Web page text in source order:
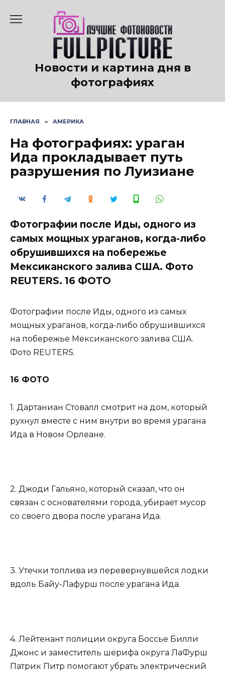
содержанию
Новости и картина дня в
фотографиях
ГЛАВНАЯ » АМЕРИКА
На фотографиях: ураган
Ида прокладывает путь
разрушения по Луизиане
Фотографии после Иды, одного из
самых мощных ураганов, когда-либо
обрушившихся на побережье
Мексиканского залива США. Фото
REUTERS. 16 ФОТО
Фотографии после Иды, одного из самых
мощных ураганов, когда-либо обрушившихся
на побережье Мексиканского залива США.
Фото REUTERS.
16 ФОТО
1. Дартаниан Стовалл смотрит на дом, который
рухнул вместе с ним внутри во время урагана
Ида в Новом Орлеане.
2. Джоди Гальяно, который сказал, что он
связан с основателями города, убирает мусор
со своего двора после урагана Ида.
3. Утечки топлива из перевернувшейся лодки
вдоль Байу-Лафурш после урагана Ида.
4. Лейтенант полиции округа Боссье Билли
Джонс и заместитель шерифа округа ЛаФурш
Патрик Питр помогают убрать электрический